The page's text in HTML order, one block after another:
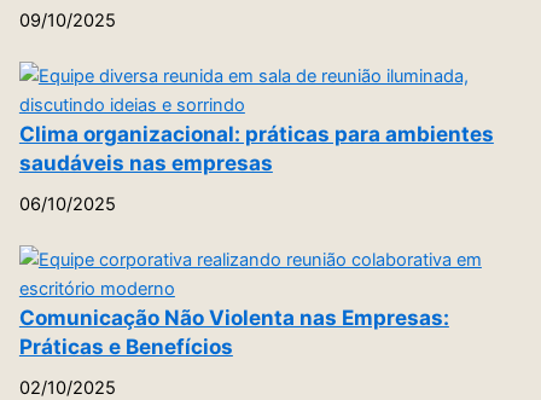
09/10/2025
Clima organizacional: práticas para ambientes
saudáveis nas empresas
06/10/2025
Comunicação Não Violenta nas Empresas:
Práticas e Benefícios
02/10/2025